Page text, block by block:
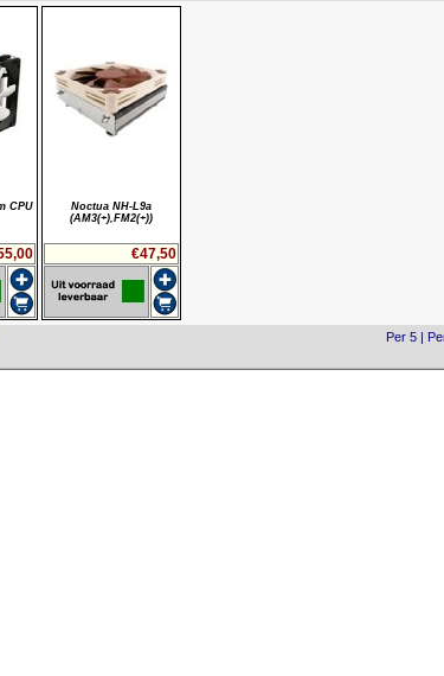
CPU
Noctua NH-L9a
(AM3(+),FM2(+))
€47,50
Per 5 |